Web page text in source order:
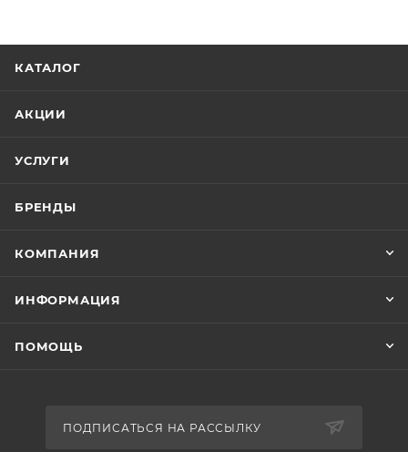
КАТАЛОГ
АКЦИИ
УСЛУГИ
БРЕНДЫ
КОМПАНИЯ
ИНФОРМАЦИЯ
ПОМОЩЬ
ПОДПИСАТЬСЯ НА РАССЫЛКУ